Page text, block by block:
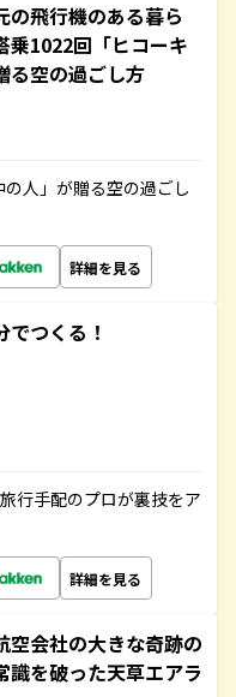
の飛行機のある暮ら
1022回「ヒコーキ
る空の過ごし方
人」が贈る空の過ごし
詳細を見る
つくる！
行手配のプロが裏技をア
詳細を見る
空会社の大きな奇跡の
を破った天草エアラ